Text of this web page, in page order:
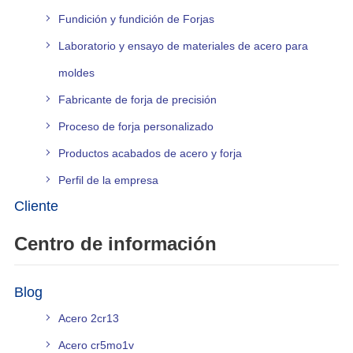
Fundición y fundición de Forjas
Laboratorio y ensayo de materiales de acero para
moldes
Fabricante de forja de precisión
Proceso de forja personalizado
Productos acabados de acero y forja
Perfil de la empresa
Cliente
Centro de información
Blog
Acero 2cr13
Acero cr5mo1v